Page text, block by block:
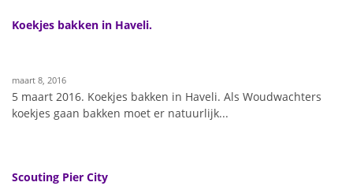
Koekjes bakken in Haveli.
maart 8, 2016
5 maart 2016. Koekjes bakken in Haveli. Als Woudwachters
koekjes gaan bakken moet er natuurlijk...
Scouting Pier City